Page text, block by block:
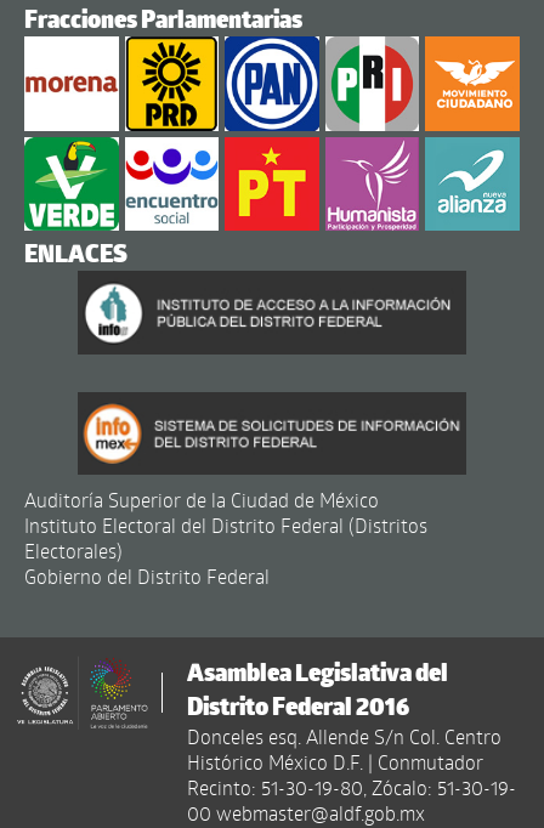
Fracciones Parlamentarias
ENLACES
Auditoría Superior de la Ciudad de México
Instituto Electoral del Distrito Federal (Distritos
Electorales)
Gobierno del Distrito Federal
Asamblea Legislativa del
Distrito Federal 2016
Donceles esq. Allende S/n Col. Centro
Histórico México D.F. | Conmutador
Recinto: 51-30-19-80, Zócalo: 51-30-19-
00 webmaster@aldf.gob.mx